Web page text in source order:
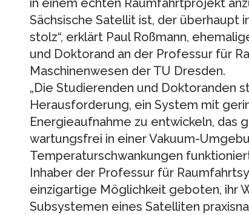
in einem echten Raumfahrtprojekt
Sächsische Satellit ist, der überhaupt
stolz“, erklärt Paul Roßmann,
und Doktorand an der Professur für
Maschinenwesen der TU Dresden.
„Die Studierenden und Doktoranden
Herausforderung, ein System mit
Energieaufnahme zu entwickeln, das
wartungsfrei in einer Vakuum-
Temperaturschwankungen
Inhaber der Professur für
einzigartige Möglichkeit geboten, ihr
Subsystemen eines Satelliten